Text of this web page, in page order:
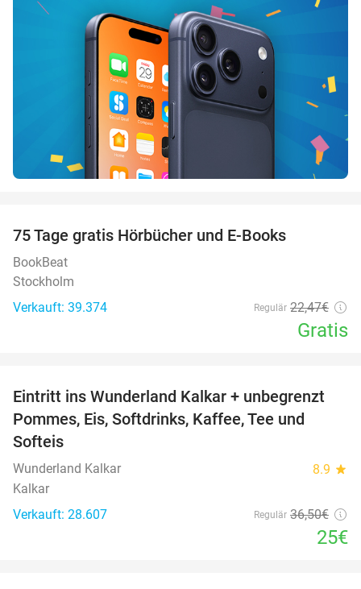
75 Tage gratis Hörbücher und E-Books
BookBeat
Stockholm
Verkauft: 39.374
Regulär 22,47€
Gratis
32%
Eintritt ins Wunderland Kalkar + unbegrenzt
Pommes, Eis, Softdrinks, Kaffee, Tee und
Softeis
Wunderland Kalkar 8.9 star
Kalkar
Verkauft: 28.607
Regulär 36,50€
25€